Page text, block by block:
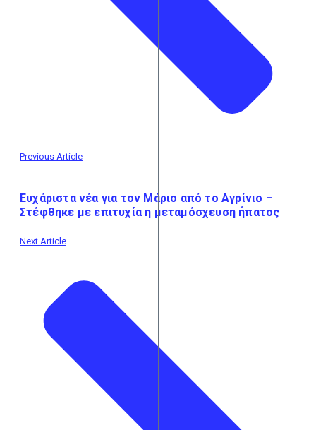
Previous Article
Ευχάριστα νέα για τον Μάριο από το Αγρίνιο –
Στέφθηκε με επιτυχία η μεταμόσχευση ήπατος
Next Article